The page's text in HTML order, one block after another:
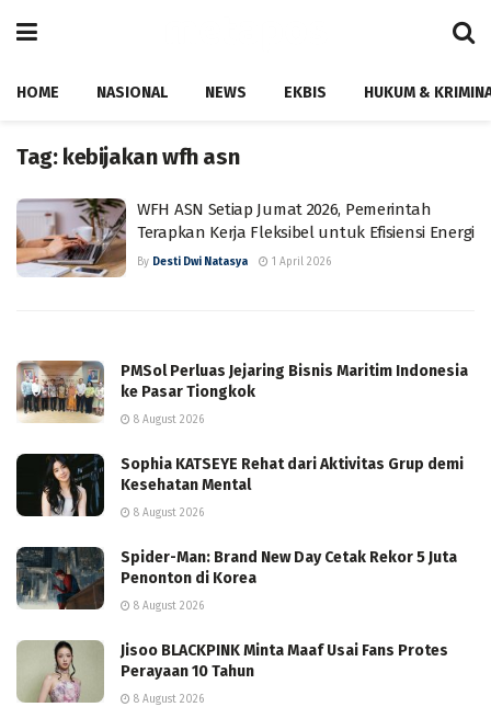
HOME NASIONAL NEWS EKBIS HUKUM &
Tag: kebijakan wfh asn
WFH ASN Setiap Jumat 2026, Pemerintah
Terapkan Kerja Fleksibel untuk Efisiensi Energi
By Desti Dwi Natasya 1 April 2026
PMSol Perluas Jejaring Bisnis Maritim Indonesia
ke Pasar Tiongkok
8 August 2026
Sophia KATSEYE Rehat dari Aktivitas Grup demi
Kesehatan Mental
8 August 2026
Spider-Man: Brand New Day Cetak Rekor 5 Juta
Penonton di Korea
8 August 2026
Jisoo BLACKPINK Minta Maaf Usai Fans Protes
Perayaan 10 Tahun
8 August 2026